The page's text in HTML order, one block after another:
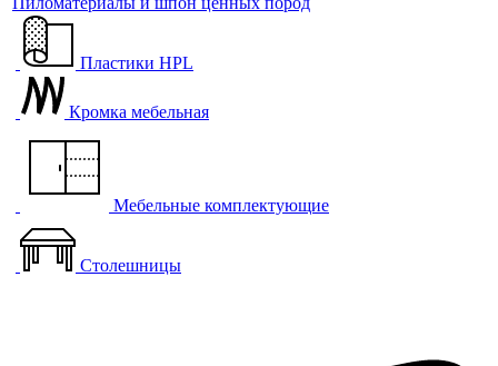
Пластики HPL
Кромка мебельная
Мебельные комплектующие
Столешницы